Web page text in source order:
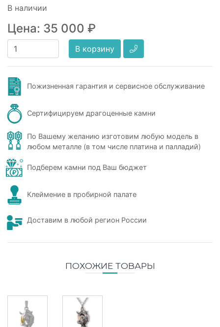
В наличии
Цена: 35 000 ₽
В корзину
Пожизненная гарантия и сервисное обслуживание
Сертифицируем драгоценные камни
По Вашему желанию изготовим любую модель в
любом металле (в том числе платина и палладий)
Подберем камни под Ваш бюджет
Клеймение в пробирной палате
Доставим в любой регион России
ПОХОЖИЕ ТОВАРЫ